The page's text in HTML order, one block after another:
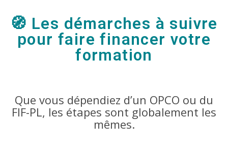
🧭 Les démarches à suivre
pour faire financer votre
formation
Que vous dépendiez d’un OPCO ou du
FIF-PL, les étapes sont globalement les
mêmes.